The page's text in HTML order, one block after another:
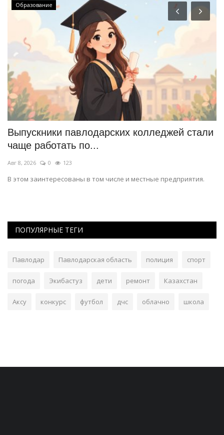
Образование
Выпускники павлодарских колледжей стали
чаще работать по...
Авг 8, 2026 0 123
В этом заинтересованы в том числе и местные предприятия.
ПОПУЛЯРНЫЕ ТЕГИ
Павлодар Павлодарская область полиция спорт
погода Экибастуз дети ремонт Казахстан
Аксу конкурс футбол дчс облачно школа